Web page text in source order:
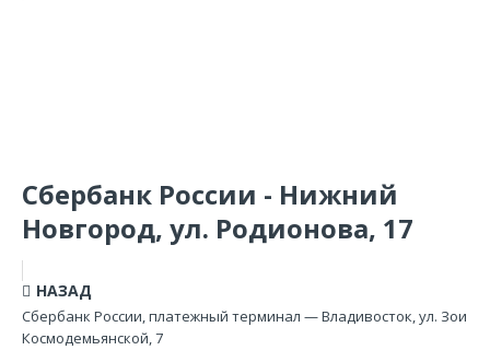
Сбербанк России - Нижний
Новгород, ул. Родионова, 17
НАЗАД
Сбербанк России, платежный терминал — Владивосток, ул. Зои
Космодемьянской, 7